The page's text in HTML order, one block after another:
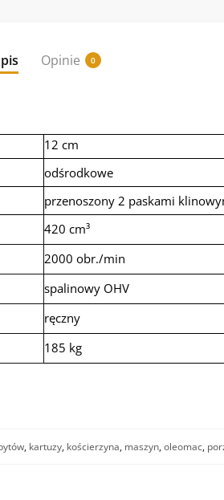
Opinie 0
12 cm
odśrodkowe
przenoszony 2 paskami
420 cm³
2000 obr./min
spalinowy OHV
ręczny
185 kg
, kartuzy, kościerzyna, maszyn,oleomac,